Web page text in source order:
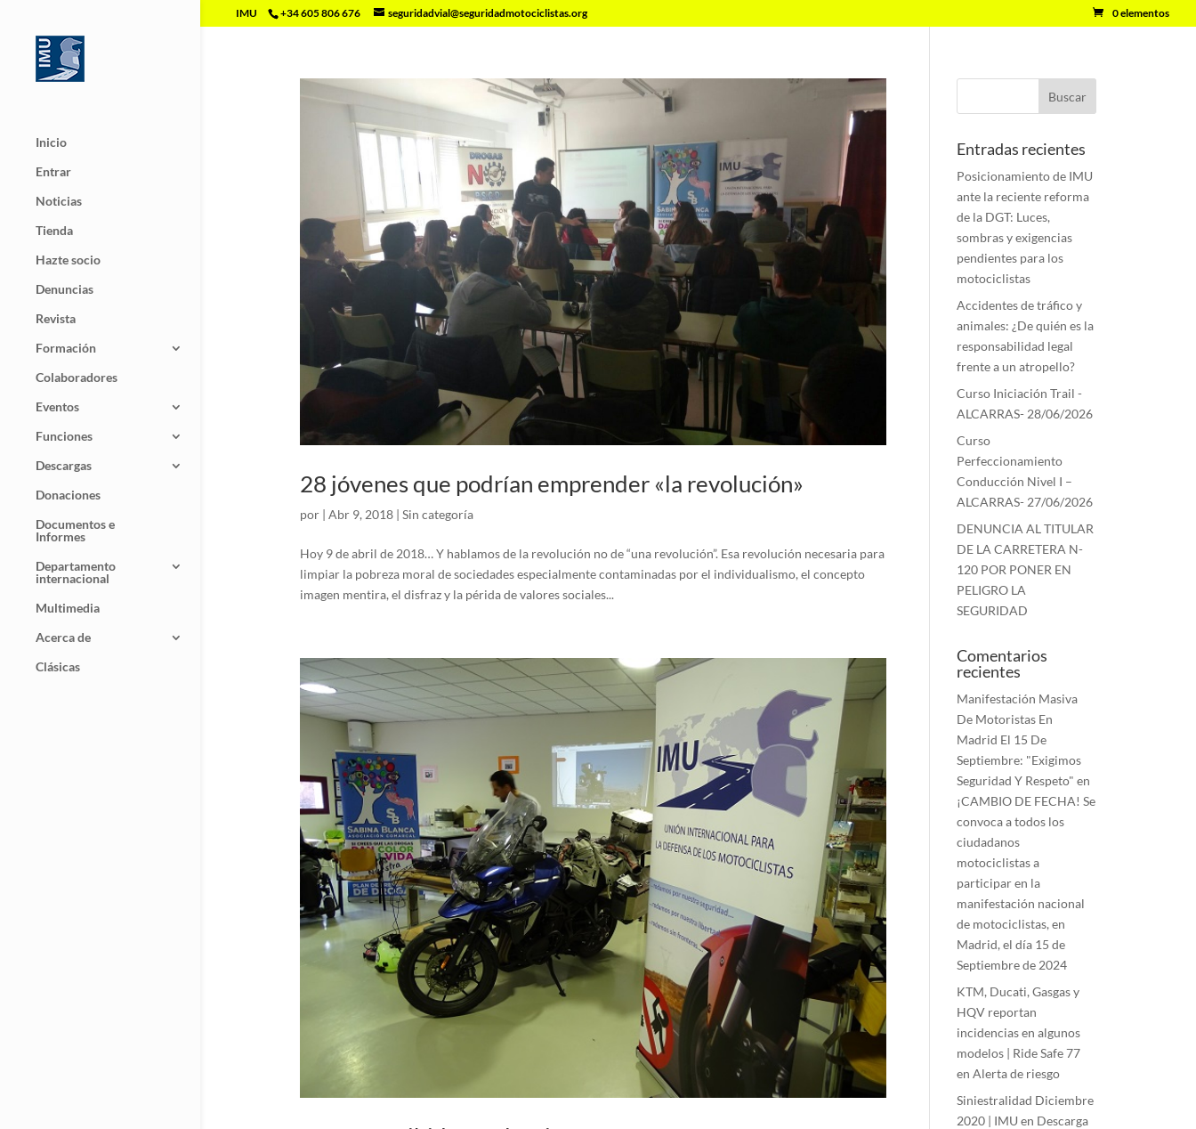
IMU +34 605 806 676 seguridadvial@seguridadmotociclistas.org 0 elementos
Inicio
Entrar
Noticias
Tienda
Hazte socio
Denuncias
Revista
Formación
Colaboradores
Eventos
Funciones
Descargas
Donaciones
Documentos e
Informes
Departamento
internacional
Multimedia
Acerca de
Clásicas
28 jóvenes que podrían emprender «la revolución»
por | Abr 9, 2018| Sin categoría
Hoy 9 de abril de 2018… Y hablamos de la revolución no de “una revolución”. Esa revolución necesaria para
limpiar la pobreza moral de sociedades especialmente contaminadas por el individualismo, el concepto
imagen mentira, el disfraz y la périda de valores sociales...
Entradas recientes
Posicionamiento de IMU
ante la reciente reforma
de la DGT: Luces,
sombras y exigencias
pendientes para los
motociclistas
Accidentes de tráfico y
animales: ¿De quién es la
responsabilidad legal
frente a un atropello?
Curso Iniciación Trail -
ALCARRAS- 28/06/2026
Curso
Perfeccionamiento
Conducción Nivel I –
ALCARRAS- 27/06/2026
DENUNCIA AL TITULAR
DE LA CARRETERA N-
120 POR PONER EN
PELIGRO LA
SEGURIDAD
Comentarios
recientes
Manifestación Masiva
De Motoristas En
Madrid El 15 De
Septiembre: "Exigimos
Seguridad Y Respeto" en
¡CAMBIO DE FECHA! Se
convoca a todos los
ciudadanos
motociclistas a
participar en la
manifestación nacional
de motociclistas, en
Madrid, el día 15 de
Septiembre de 2024
KTM, Ducati, Gasgas y
HQV reportan
incidencias en algunos
modelos | Ride Safe 77
enAlerta de riesgo
Siniestralidad Diciembre
2020 | IMU en Descarga